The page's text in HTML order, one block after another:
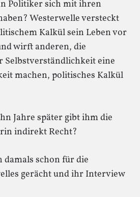
Politiker sich mit ihren
Westerwelle versteckt
Kalkül sein Leben vor
wirft anderen, die
Selbstverständlichkeit eine
machen, politisches Kalkül
Jahre später gibt ihm die
indirekt Recht?
damals schon für die
gerächt und ihr Interview